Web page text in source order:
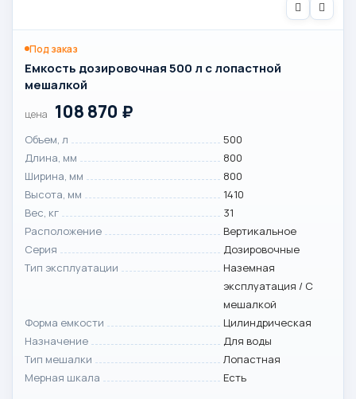
Под заказ
Емкость дозировочная 500 л с лопастной
мешалкой
цена 108 870 ₽
Объем, л
500
Длина, мм
800
Ширина, мм
800
Высота, мм
1410
Вес, кг
31
Расположение
Вертикальное
Серия
Дозировочные
Тип эксплуатации
Наземная
эксплуатация / С
мешалкой
Форма емкости
Цилиндрическая
Назначение
Для воды
Тип мешалки
Лопастная
Мерная шкала
Есть